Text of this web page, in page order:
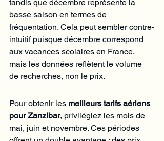
tandis que décembre représente la
basse saison en termes de
fréquentation. Cela peut sembler contre-
intuitif puisque décembre correspond
aux vacances scolaires en France,
mais les données reflètent le volume
de recherches, non le prix.
Pour obtenir les meilleurs tarifs aériens
pour Zanzibar, privilégiez les mois de
mai, juin et novembre. Ces périodes